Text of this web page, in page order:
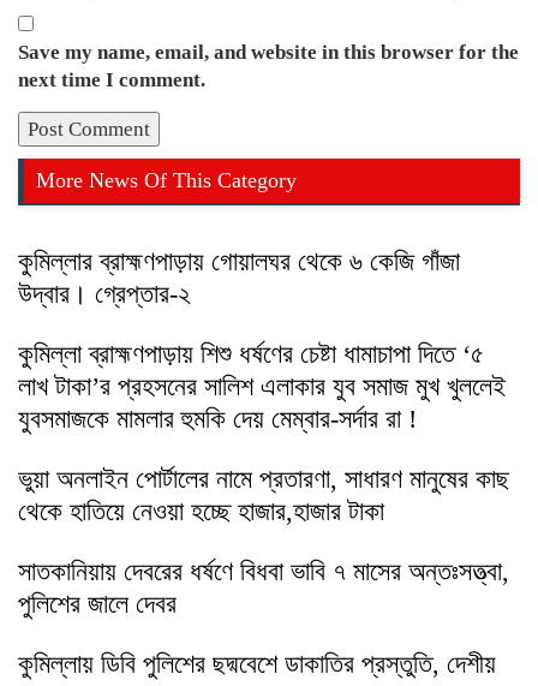
Save my name, email, and website in this browser for the
next time I comment.
More News Of This Category
কুমিল্লার ব্রাহ্মণপাড়ায় গোয়ালঘর থেকে ৬ কেজি গাঁজা
উদ্বার। গ্রেপ্তার-২
কুমিল্লা ব্রাহ্মণপাড়ায় শিশু ধর্ষণের চেষ্টা ধামাচাপা দিতে ‘৫
লাখ টাকা’র প্রহসনের সালিশ এলাকার যুব সমাজ মুখ খুললেই
যুবসমাজকে মামলার হুমকি দেয় মেম্বার-সর্দার রা !
ভুয়া অনলাইন পোর্টালের নামে প্রতারণা, সাধারণ মানুষের কাছ
থেকে হাতিয়ে নেওয়া হচ্ছে হাজার,হাজার টাকা
সাতকানিয়ায় দেবরের ধর্ষণে বিধবা ভাবি ৭ মাসের অন্তঃসত্ত্বা,
পুলিশের জালে দেবর
কুমিল্লায় ডিবি পুলিশের ছদ্মবেশে ডাকাতির প্রস্তুতি, দেশীয়